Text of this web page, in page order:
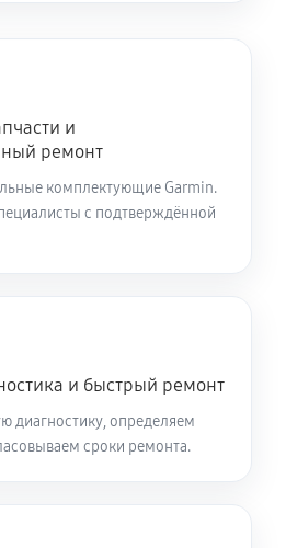
и
ремонт
комплектующие Garmin.
с подтверждённой
и быстрый ремонт
диагностику, определяем
сроки ремонта.